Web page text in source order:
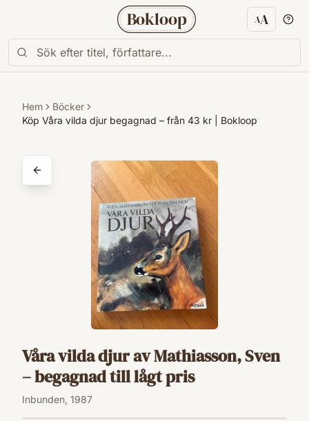
Bokloop AA
Hem
Böcker
Köp Våra vilda djur begagnad – från 43 kr | Bokloop
Våra vilda djur av Mathiasson, Sven
– begagnad till lågt pris
Inbunden, 1987